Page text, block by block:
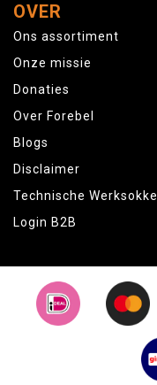
OVER
Ons assortiment
Onze missie
Donaties
Over Forebel
Blogs
Disclaimer
Technische
Login B2B